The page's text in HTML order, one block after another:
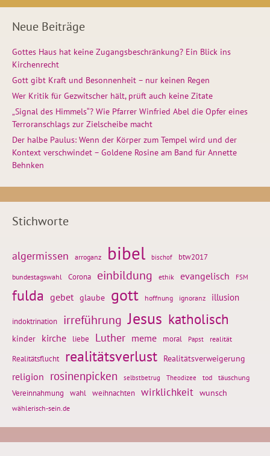
Neue Beiträge
Gottes Haus hat keine Zugangsbeschränkung? Ein Blick ins
Kirchenrecht
Gott gibt Kraft und Besonnenheit – nur keinen Regen
Wer Kritik für Gezwitscher hält, prüft auch keine Zitate
„Signal des Himmels“? Wie Pfarrer Winfried Abel die Opfer eines
Terroranschlags zur Zielscheibe macht
Der halbe Paulus: Wenn der Körper zum Tempel wird und der
Kontext verschwindet – Goldene Rosine am Band für Annette
Behnken
Stichworte
algermissen arroganz bibel bischof btw2017
bundestagswahl Corona einbildung ethik evangelisch FSM
fulda gebet glaube gott hoffnung ignoranz illusion
indoktrination irreführung Jesus katholisch
kinder kirche liebe Luther meme moral Papst realität
Realitätsflucht realitätsverlust Realitätsverweigerung
religion rosinenpicken selbstbetrug Theodizee tod täuschung
Vereinnahmung wahl weihnachten wirklichkeit wunsch
wählerisch-sein.de